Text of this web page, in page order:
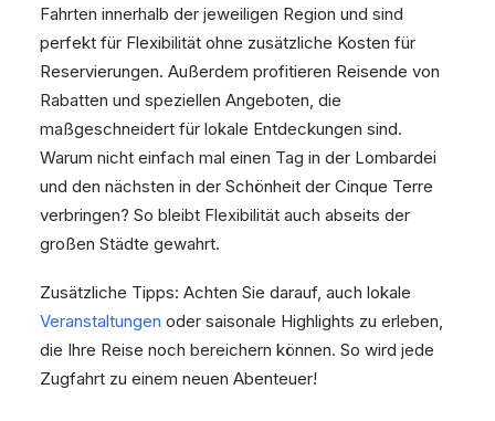
Fahrten innerhalb der jeweiligen Region und sind
perfekt für Flexibilität ohne zusätzliche Kosten für
Reservierungen. Außerdem profitieren Reisende von
Rabatten und speziellen Angeboten, die
maßgeschneidert für lokale Entdeckungen sind.
Warum nicht einfach mal einen Tag in der Lombardei
und den nächsten in der Schönheit der Cinque Terre
verbringen? So bleibt Flexibilität auch abseits der
großen Städte gewahrt.
Zusätzliche Tipps: Achten Sie darauf, auch lokale
Veranstaltungen oder saisonale Highlights zu erleben,
die Ihre Reise noch bereichern können. So wird jede
Zugfahrt zu einem neuen Abenteuer!